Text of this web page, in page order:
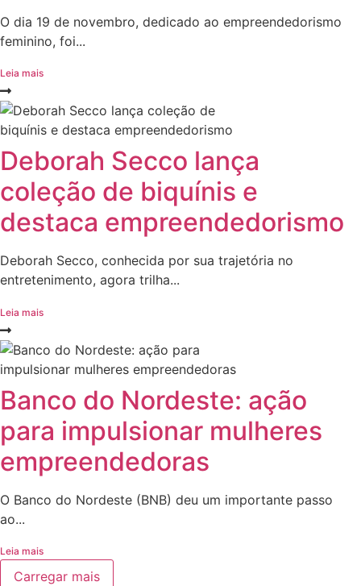
O dia 19 de novembro, dedicado ao empreendedorismo
feminino, foi...
Leia mais
Deborah Secco lança
coleção de biquínis e
destaca empreendedorismo
Deborah Secco, conhecida por sua trajetória no
entretenimento, agora trilha...
Leia mais
Banco do Nordeste: ação
para impulsionar mulheres
empreendedoras
O Banco do Nordeste (BNB) deu um importante passo
ao...
Leia mais
Carregar mais